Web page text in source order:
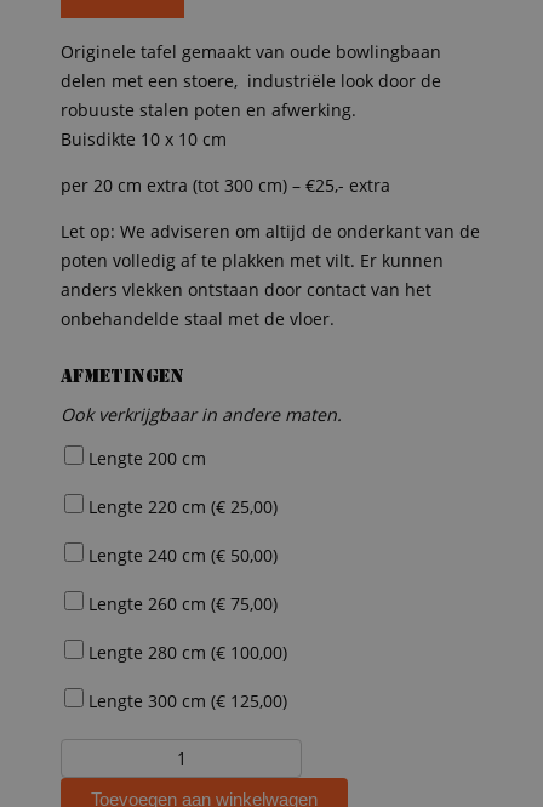
Originele tafel gemaakt van oude bowlingbaan
delen met een stoere, industriële look door de
robuuste stalen poten en afwerking.
Buisdikte 10 x 10 cm
per 20 cm extra (tot 300 cm) – €25,- extra
Let op: We adviseren om altijd de onderkant van de
poten volledig af te plakken met vilt. Er kunnen
anders vlekken ontstaan door contact van het
onbehandelde staal met de vloer.
Afmetingen
Ook verkrijgbaar in andere maten.
Lengte 200 cm
Lengte 220 cm (€ 25,00)
Lengte 240 cm (€ 50,00)
Lengte 260 cm (€ 75,00)
Lengte 280 cm (€ 100,00)
Lengte 300 cm (€ 125,00)
Eefje
Toevoegen aan winkelwagen